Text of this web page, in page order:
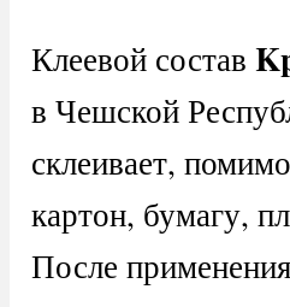
Клеевой состав
в Чешской
склеивает,
картон, бумагу,
После